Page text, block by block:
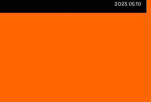
2023.05.10